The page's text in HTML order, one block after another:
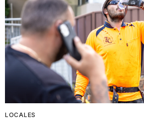
LOCALES